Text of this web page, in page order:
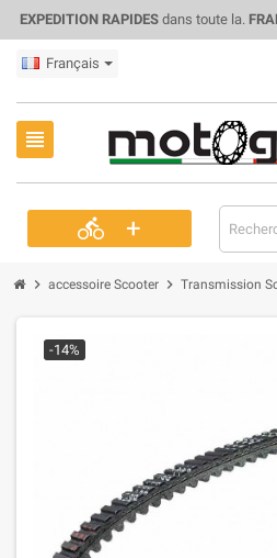
EXPEDITION RAPIDESdans toute la.
Français
view_headline
directions_bike +
chevron_right accessoire Scooter chevron_right Transmission
-14%